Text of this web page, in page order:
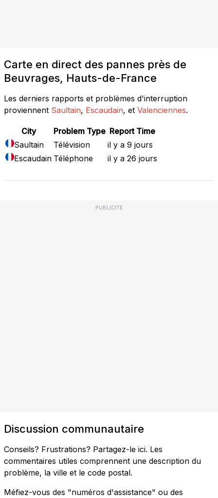
Carte en direct des pannes près de
Beuvrages, Hauts-de-France
Les derniers rapports et problèmes d'interruption
proviennent Saultain, Escaudain, et Valenciennes.
City Problem Type Report Time
Saultain
Télévision
il y a 9 jours
Escaudain Téléphone il y a 26 jours
PUBLICITÉ
Discussion communautaire
Conseils? Frustrations? Partagez-le ici. Les
commentaires utiles comprennent une description du
problème, la ville et le code postal.
Méfiez-vous des "numéros d'assistance" ou des